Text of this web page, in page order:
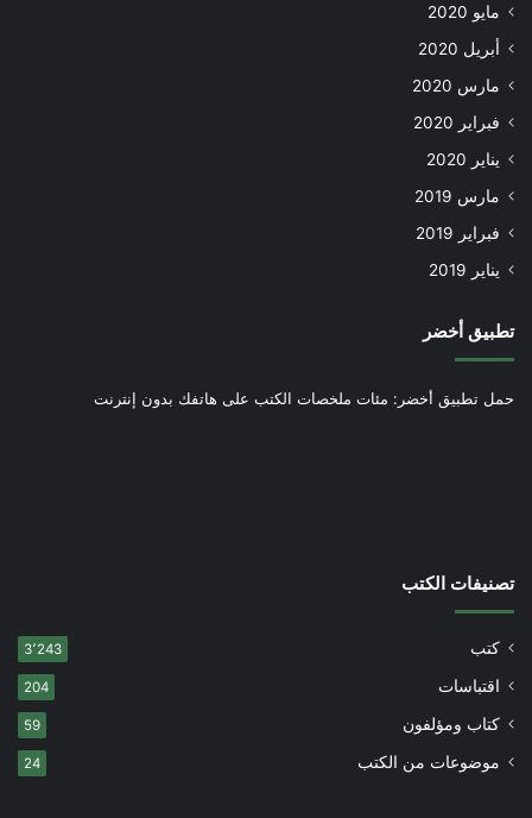
مايو 2020
أبريل 2020
مارس 2020
فبراير 2020
يناير 2020
مارس 2019
فبراير 2019
يناير 2019
تطبيق أخضر
حمل تطبيق أخضر: مئات ملخصات الكتب على هاتفك بدون إنترنت
تصنيفات الكتب
كتب 3٬243
اقتباسات 204
كتاب ومؤلفون 59
موضوعات من الكتب 24